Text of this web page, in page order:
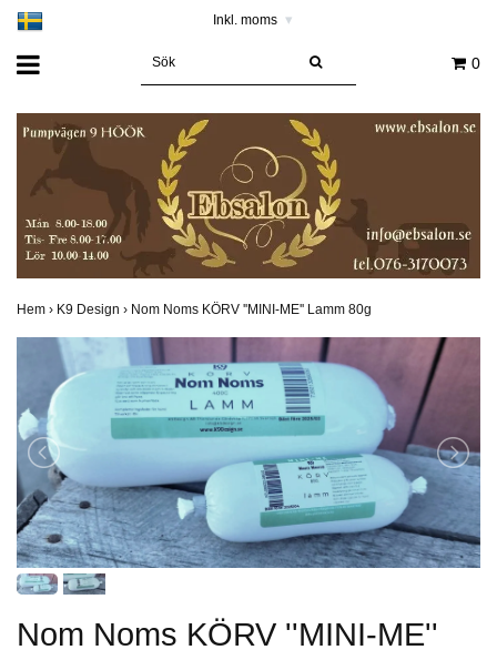
Inkl. moms ▾
0
Hem › K9 Design › Nom Noms KÖRV ''MINI-ME'' Lamm 80g
Nom Noms KÖRV ''MINI-ME''